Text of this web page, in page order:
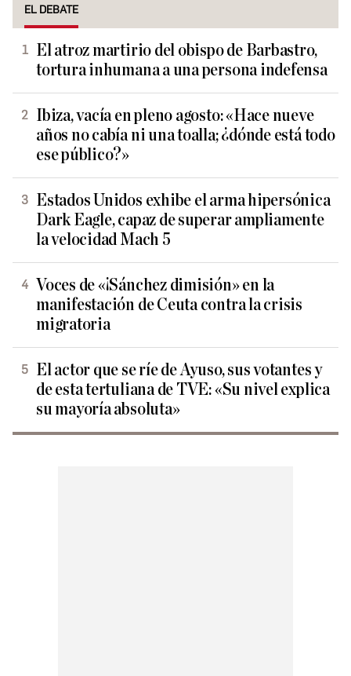
EL DEBATE
El atroz martirio del obispo de Barbastro,
tortura inhumana a una persona indefensa
Ibiza, vacía en pleno agosto: «Hace nueve
años no cabía ni una toalla; ¿dónde está todo
ese público?»
Estados Unidos exhibe el arma hipersónica
Dark Eagle, capaz de superar ampliamente
la velocidad Mach 5
Voces de «¡Sánchez dimisión» en la
manifestación de Ceuta contra la crisis
migratoria
El actor que se ríe de Ayuso, sus votantes y
de esta tertuliana de TVE: «Su nivel explica
su mayoría absoluta»